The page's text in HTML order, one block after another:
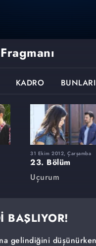
KADRO
31 Ekim 2012, Çarşamba
23. Bölüm
Uçurum
BAŞLIYOR!
gelindiğini